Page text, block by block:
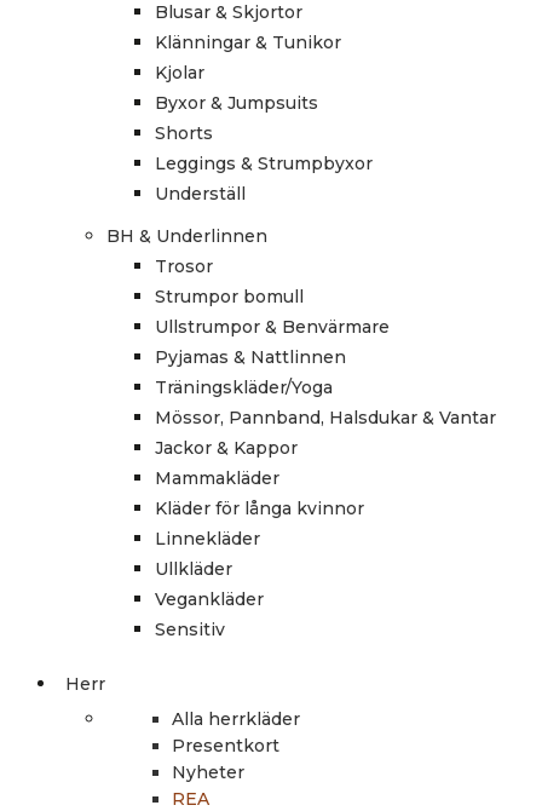
Blusar & Skjortor
Klänningar & Tunikor
Kjolar
Byxor & Jumpsuits
Shorts
Leggings & Strumpbyxor
Underställ
BH & Underlinnen
Trosor
Strumpor bomull
Ullstrumpor & Benvärmare
Pyjamas & Nattlinnen
Träningskläder/Yoga
Mössor, Pannband, Halsdukar & Vantar
Jackor & Kappor
Mammakläder
Kläder för långa kvinnor
Linnekläder
Ullkläder
Vegankläder
Sensitiv
Herr
Alla herrkläder
Presentkort
Nyheter
REA